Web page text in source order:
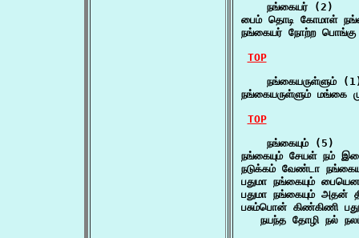
    நங்கையர் (2)
பைம் தொடி கோமாள்
நங்கையர் நோற்ற
TOP
நங்கையருள்ளும்
நங்கையருள்ளும் மங்கை
TOP
    நங்கையும் (5)
நங்கையும் சேயள் நம்
நடுக்கம் வேண்டா
பதுமா நங்கையும்
பதுமா நங்கையும் அதன்
பசும்பொன் கிண்கிணி
நயந்த தோழி நல்